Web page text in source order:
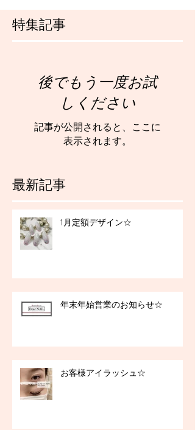
特集記事
最新記事
後でもう一度お試
しください
記事が公開されると、ここに
表示されます。
1月定額デザイン☆
年末年始営業のお知らせ☆
お客様アイラッシュ☆